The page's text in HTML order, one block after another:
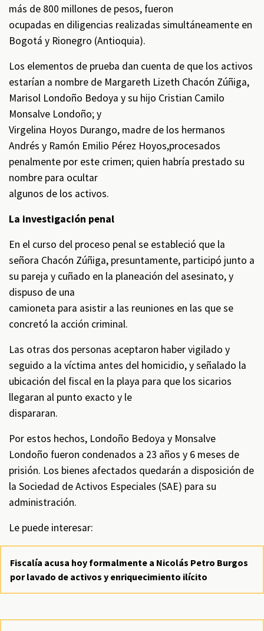
más de 800 millones de pesos, fueron
ocupadas en diligencias realizadas simultáneamente en
Bogotá y Rionegro (Antioquia).
Los elementos de prueba dan cuenta de que los activos
estarían a nombre de Margareth Lizeth Chacón Zúñiga,
Marisol Londoño Bedoya y su hijo Cristian Camilo
Monsalve Londoño; y
Virgelina Hoyos Durango, madre de los hermanos
Andrés y Ramón Emilio Pérez Hoyos,procesados
penalmente por este crimen; quien habría prestado su
nombre para ocultar
algunos de los activos.
La investigación penal
En el curso del proceso penal se estableció que la
señora Chacón Zúñiga, presuntamente, participó junto a
su pareja y cuñado en la planeación del asesinato, y
dispuso de una
camioneta para asistir a las reuniones en las que se
concretó la acción criminal.
Las otras dos personas aceptaron haber vigilado y
seguido a la víctima antes del homicidio, y señalado la
ubicación del fiscal en la playa para que los sicarios
llegaran al punto exacto y le
dispararan.
Por estos hechos, Londoño Bedoya y Monsalve
Londoño fueron condenados a 23 años y 6 meses de
prisión. Los bienes afectados quedarán a disposición de
la Sociedad de Activos Especiales (SAE) para su
administración.
Le puede interesar:
Fiscalía acusa hoy formalmente a Nicolás Petro Burgos
por lavado de activos y enriquecimiento ilícito